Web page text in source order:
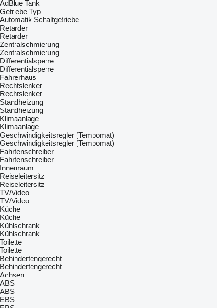
AdBlue Tank
Getriebe Typ
Automatik Schaltgetriebe
Retarder
Retarder
Zentralschmierung
Zentralschmierung
Differentialsperre
Differentialsperre
Fahrerhaus
Rechtslenker
Rechtslenker
Standheizung
Standheizung
Klimaanlage
Klimaanlage
Geschwindigkeitsregler (Tempomat)
Geschwindigkeitsregler (Tempomat)
Fahrtenschreiber
Fahrtenschreiber
Innenraum
Reiseleitersitz
Reiseleitersitz
TV/Video
TV/Video
Küche
Küche
Kühlschrank
Kühlschrank
Toilette
Toilette
Behindertengerecht
Behindertengerecht
Achsen
ABS
ABS
EBS